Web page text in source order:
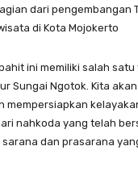
dari pengembangan
di Kota Mojokerto
ini memiliki salah
Sungai Ngotok. Kita
mempersiapkan
nahkoda yang telah
dan prasarana